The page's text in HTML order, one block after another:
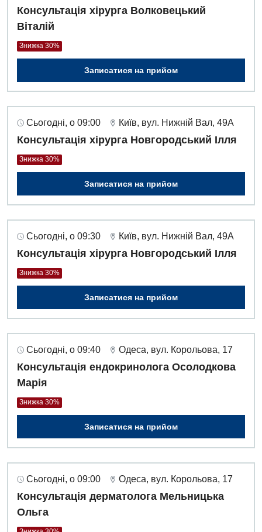
Консультація хірурга Волковецький
Віталій
Знижка 30%
Записатися на прийом
Сьогодні, о 09:00 Київ, вул. Нижній Вал, 49А
Консультація хірурга Новгородський Ілля
Знижка 30%
Записатися на прийом
Сьогодні, о 09:30 Київ, вул. Нижній Вал, 49А
Консультація хірурга Новгородський Ілля
Знижка 30%
Записатися на прийом
Сьогодні, о 09:40 Одеса, вул. Корольова, 17
Консультація ендокринолога Осолодкова
Марія
Знижка 30%
Записатися на прийом
Сьогодні, о 09:00 Одеса, вул. Корольова, 17
Консультація дерматолога Мельницька
Ольга